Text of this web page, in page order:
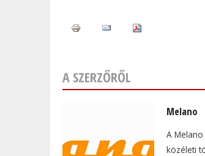
A SZERZŐRŐL
Melano
A
közéleti